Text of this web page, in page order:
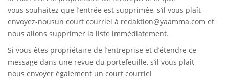
vous souhaitez que l’entrée est supprimée, s’il vous plaît
envoyez-nousun court courriel à redaktion@yaamma.com et
nous allons supprimer la liste immédiatement.
Si vous êtes propriétaire de l’entreprise et d’étendre ce
message dans une revue du portefeuille, s’il vous plaît
nous envoyer également un court courriel